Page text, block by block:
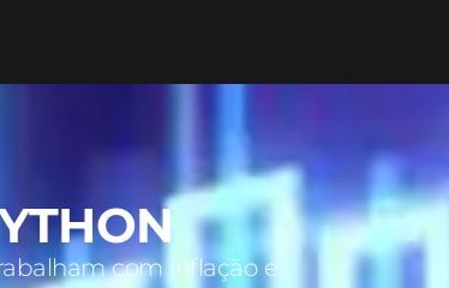
com inflação e